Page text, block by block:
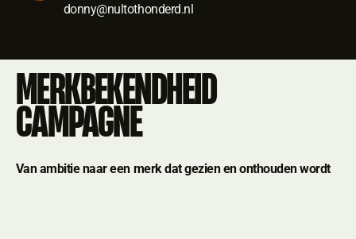
donny@nultothonderd.nl
MERKBEKENDHEID
CAMPAGNE
Van ambitie naar een merk dat gezien en onthouden wordt